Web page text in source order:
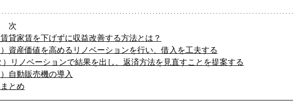
次
賃貸家賃を下げずに収益改善する方法とは？
）資産価値を高めるリノベーションを行い、借入を工夫する
）リノベーションで結果を出し、返済方法を見直すことを提案する
）自動販売機の導入
とめ